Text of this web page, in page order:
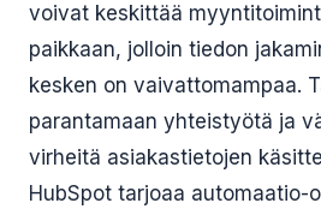
voivat keskittää
paikkaan, jolloin tiedon
kesken on vaivattomampaa.
parantamaan yhteistyötä ja
virheitä asiakastietojen
HubSpot tarjoaa automaatio-